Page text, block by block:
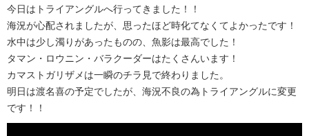
今日はトライアングルへ行ってきました！！
海況が心配されましたが、思ったほど時化てなくてよかったです！
水中は少し濁りがあったものの、魚影は最高でした！
タマン・ロウニン・バラクーダーはたくさんいます！
カマストガリザメは一瞬のチラ見で終わりました。
明日は渡名喜の予定でしたが、海況不良の為トライアングルに変更
です！！